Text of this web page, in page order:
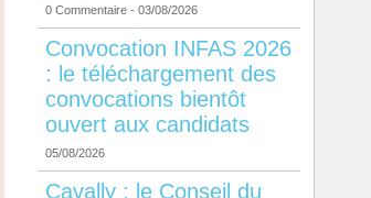
0 Commentaire - 03/08/2026
Convocation INFAS 2026
: le téléchargement des
convocations bientôt
ouvert aux candidats
05/08/2026
Cavally : le Conseil du